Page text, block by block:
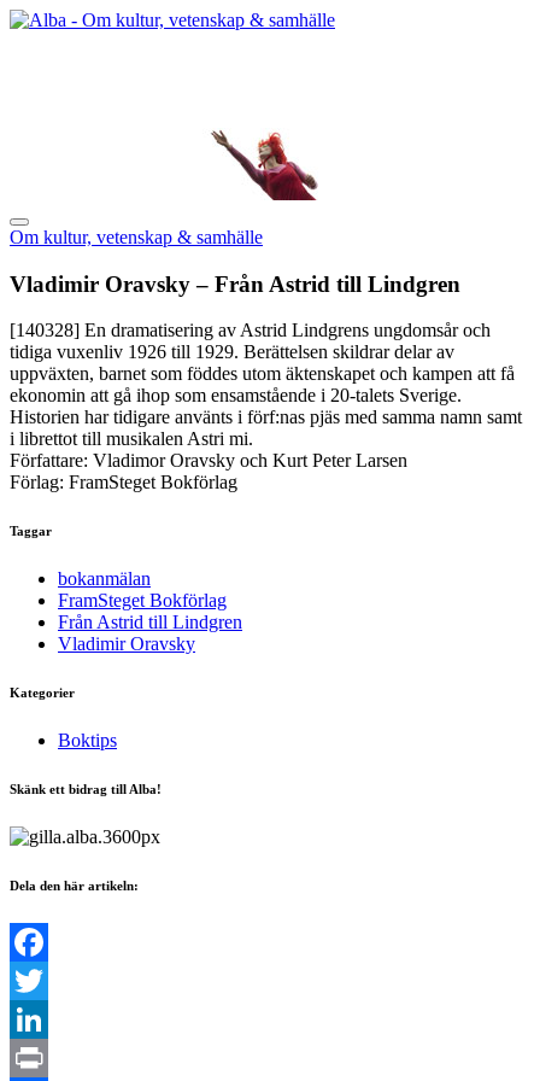
Om kultur, vetenskap & samhälle
Vladimir Oravsky – Från Astrid till Lindgren
[140328] En dramatisering av Astrid Lindgrens ungdomsår och
tidiga vuxenliv 1926 till 1929. Berättelsen skildrar delar av
uppväxten, barnet som föddes utom äktenskapet och kampen att få
ekonomin att gå ihop som ensamstående i 20-talets Sverige.
Historien har tidigare använts i förf:nas pjäs med samma namn samt
i librettot till musikalen Astri mi.
Författare: Vladimor Oravsky och Kurt Peter Larsen
Förlag: FramSteget Bokförlag
Taggar
bokanmälan
FramSteget Bokförlag
Från Astrid till Lindgren
Vladimir Oravsky
Kategorier
Boktips
Skänk ett bidrag till Alba!
Dela den här artikeln:
Facebook
Twitter
LinkedIn